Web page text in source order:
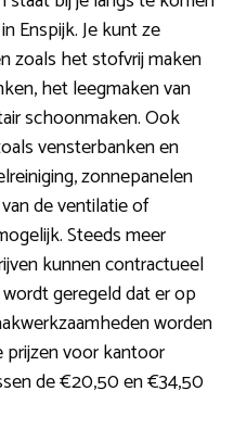
Enspijk. Je kunt ze
zoals het stofvrij maken
het leegmaken van
schoonmaken. Ook
vensterbanken en
zonnepanelen
de ventilatie of
Steeds meer
kunnen contractueel
geregeld dat er op
worden
prijzen voor kantoor
de €20,50 en €34,50